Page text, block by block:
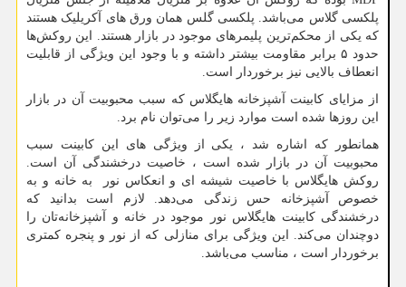
پلکسی گلاس می‌باشد. پلکسی گلس همان ورق ‌های آکریلیک هستند
که یکی از محکم‌ترین پلیمرهای موجود در بازار هستند. این روکش‌ها
حدود ۵ برابر مقاومت بیشتر داشته و با وجود این ویژگی از قابلیت
انعطاف بالایی نیز برخوردار است.
از مزایای کابینت آشپزخانه هایگلاس که سبب محبوبیت آن در بازار
این روزها شده است موارد زیر را میتوان نام برد.
همانطور که اشاره شد ، یکی از ویژگی ‌های این کابینت سبب
محبوبیت آن در بازار شده است ، خاصیت درخشندگی آن است.
روکش هایگلاس با خاصیت شیشه ای و انعکاس نور به خانه و به
خصوص آشپزخانه حس زندگی می‌دهد. لازم است بدانید که
درخشندگی کابینت هایگلاس نور موجود در خانه و آشپزخانهتان را
دوچندان میکند. این ویژگی برای منازلی که از نور و پنجره کمتری
برخوردار است ، مناسب می‌باشد.